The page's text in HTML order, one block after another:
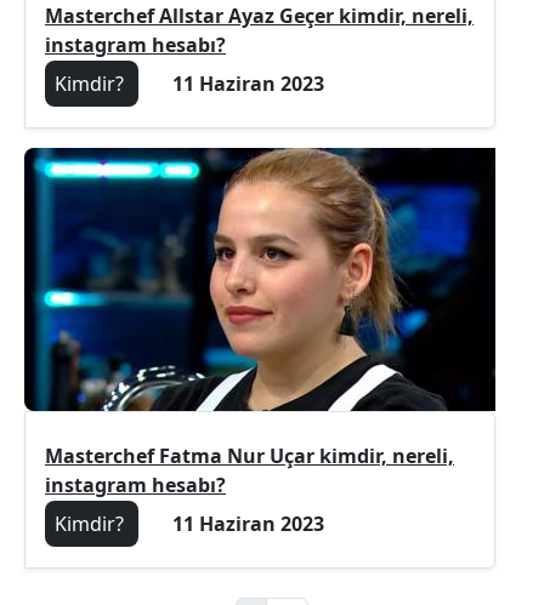
Masterchef Allstar Ayaz Geçer kimdir, nereli,
instagram hesabı?
Kimdir?
11 Haziran 2023
Masterchef Fatma Nur Uçar kimdir, nereli,
instagram hesabı?
Kimdir?
11 Haziran 2023